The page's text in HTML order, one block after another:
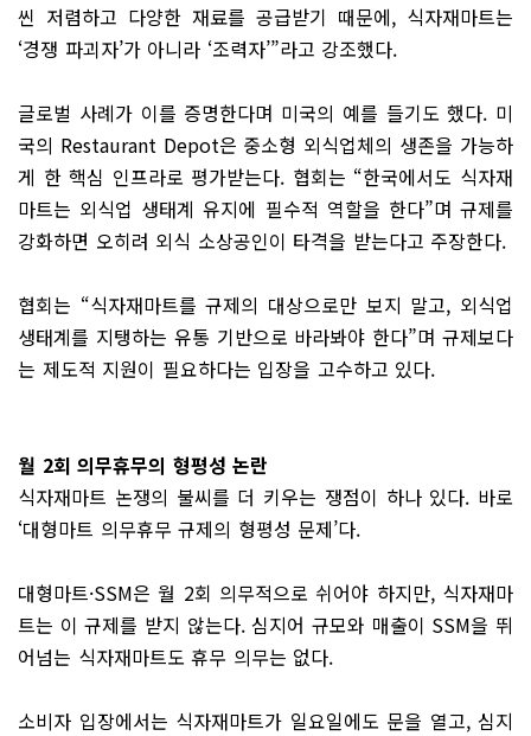
씬 저렴하고 다양한 재료를 공급받기 때문에, 식자재마트는
‘경쟁 파괴자’가 아니라 ‘조력자’”라고 강조했다.
글로벌 사례가 이를 증명한다며 미국의 예를 들기도 했다. 미
국의 Restaurant Depot은 중소형 외식업체의 생존을 가능하
게 한 핵심 인프라로 평가받는다. 협회는 “한국에서도 식자재
마트는 외식업 생태계 유지에 필수적 역할을 한다”며 규제를
강화하면 오히려 외식 소상공인이 타격을 받는다고 주장한다.
협회는 “식자재마트를 규제의 대상으로만 보지 말고, 외식업
생태계를 지탱하는 유통 기반으로 바라봐야 한다”며 규제보다
는 제도적 지원이 필요하다는 입장을 고수하고 있다.
월 2회 의무휴무의 형평성 논란
식자재마트 논쟁의 불씨를 더 키우는 쟁점이 하나 있다. 바로
‘대형마트 의무휴무 규제의 형평성 문제’다.
대형마트·SSM은 월 2회 의무적으로 쉬어야 하지만, 식자재마
트는 이 규제를 받지 않는다. 심지어 규모와 매출이 SSM을 뛰
어넘는 식자재마트도 휴무 의무는 없다.
소비자 입장에서는 식자재마트가 일요일에도 문을 열고, 심지